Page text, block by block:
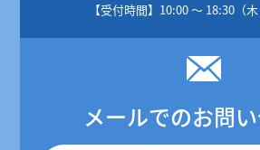
【受付時間】10:00 ～ 18:30（木
メールでのお問